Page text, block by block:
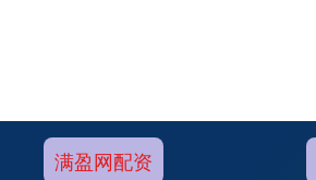
满盈网配资